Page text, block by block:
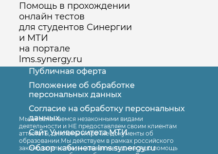
Помощь в прохождении
онлайн тестов
для студентов Синергии
и МТИ
на портале
lms.synergy.ru
Оставить заявку
Публичная оферта
Положение об обработке
персональных данных
Согласие на обработку персональных
данных
Сайт Университета МТИ
Обзор кабинета lms.synergy.ru
Мы не занимаемся незаконными видами
деятельности и НЕ предоставляем своим клиентам
аттестаты, дипломы и прочие документы об
образовании.Мы действуем в рамках российского
законодательства, оказывая методическую помощь